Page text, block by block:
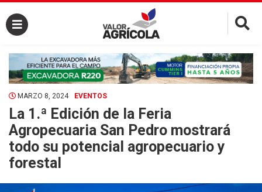
×
MARZO 8, 2024 EVENTOS
La 1.ª Edición de la Feria
Agropecuaria San Pedro mostrará
todo su potencial agropecuario y
forestal